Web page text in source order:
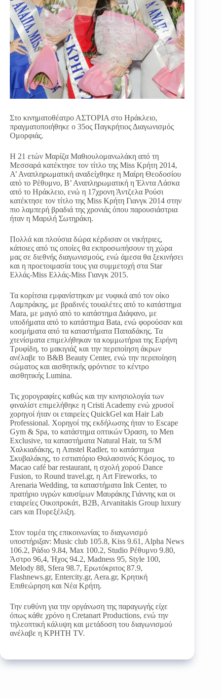
Στο κινηματοθέατρο ΑΣΤΟΡΙΑ στο Ηράκλειο,
πραγματοποιήθηκε ο 35ος Παγκρήτιος Διαγωνισμός
Ομορφιάς.
Η 21 ετών Μαρίζα Μαθιουλομανωλάκη από τη
Μεσσαρά κατέκτησε τον τίτλο της Miss Κρήτη 2014,
Α’ Αναπληρωματική αναδείχθηκε η Μαίρη Θεοδοσίου
από το Ρέθυμνο, Β’ Αναπληρωματική η Έλντα Λάσκα
από το Ηράκλειο, ενώ η 17χρονη Άντζελα Ρούσι
κατέκτησε τον τίτλο της Miss Κρήτη Γιανγκ 2014 στην
πιο λαμπερή βραδιά της χρονιάς όπου παρουσιάστρια
ήταν η Μαριλή Σωτηράκη.
Πολλά και πλούσια δώρα κέρδισαν οι νικήτριες,
κάποιες από τις οποίες θα εκπροσωπήσουν τη χώρα
μας σε διεθνής διαγωνισμούς, ενώ άμεσα θα ξεκινήσει
και η προετοιμασία τους για συμμετοχή στα Star
Ελλάς-Miss Ελλάς-Miss Γιανγκ 2015.
Τα κορίτσια εμφανίστηκαν με νυφικά από τον οίκο
Λαμπράκης, με βραδινές τουαλέτες από το κατάστημα
Mara, με μαγιό από το κατάστημα Διάφανο, με
υποδήματα από το κατάστημα Bata, ενώ φορούσαν και
κοσμήματα από τα καταστήματα Παπαδάκης. Τα
χτενίσματα επιμελήθηκαν τα κομμωτήρια της Ειρήνη
Τρυφίδη, το μακιγιάζ και την περιποίηση άκρων
ανέλαβε το B&B Beauty Center, ενώ την περιποίηση
σώματος και αισθητικής φρόντισε το κέντρο
αισθητικής Lumina.
Τις χορογραφίες καθώς και την κινησιολογία των
φιναλίστ επιμελήθηκε η Cristi Academy ενώ χρυσοί
χορηγοί ήταν οι εταιρείες QuickGel και Hair Lab
Professional. Χορηγοί της εκδήλωσης ήταν το Escape
Gym & Spa, το κατάστημα οπτικών Όραση, το Men
Exclusive, τα καταστήματα Natural Hair, τα S/M
Χαλκιαδάκης, η Amstel Radler, το κατάστημα
Σκυβαλάκης, το εστιατόριο Θαλασσινός Κόσμος, το
Macao café bar restaurant, η σχολή χορού Dance
Fusion, το Round travel.gr, η Art Fireworks, το
Arenaria Wedding, τα καταστήματα Ink Center, το
πρατήριο υγρών καυσίμων Μαυράκης Γιάννης και οι
εταιρείες Οικοπροκάτ, B2B, Arvanitakis Group luxury
cars και Πυρεξέλιξη.
Στον τομέα της επικοινωνίας το διαγωνισμό
υποστήριξαν: Music club 105.8, Kiss 9.61, Alpha News
106.2, Ράδιο 9.84, Max 100.2, Studio Ρέθυμνο 9.80,
Άστρο 96,4, Ήχος 94.2, Madness 95, Style 100,
Melody 88, Sfera 98.7, Ερωτόκριτος 87.9,
Flashnews.gr, Entercity.gr, Aera.gr, Κρητική
Επιθεώρηση και Νέα Κρήτη.
Την ευθύνη για την οργάνωση της παραγωγής είχε
όπως κάθε χρόνο η Cretanart Productions, ενώ την
τηλεοπτική κάλυψη και μετάδοση του διαγωνισμού
ανέλαβε η ΚΡΗΤΗ TV.